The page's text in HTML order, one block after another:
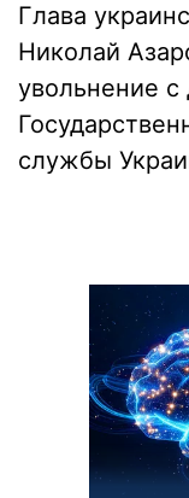
Глава
Николай
увольнение
службы